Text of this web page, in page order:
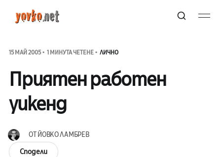
15 МАЙ 2005 1 МИНУТА ЧЕТЕНЕ ЛИЧНО
Приятен работен
уикенд
ОТЙОВКО ЛАМБРЕВ
Сподели